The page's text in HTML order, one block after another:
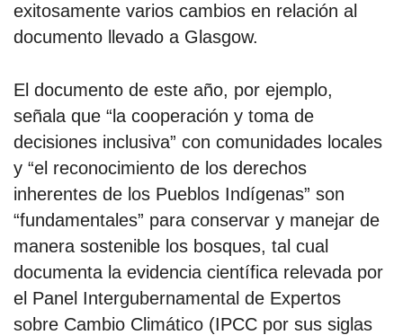
exitosamente varios cambios en relación al
documento llevado a Glasgow.
El documento de este año, por ejemplo,
señala que “la cooperación y toma de
decisiones inclusiva” con comunidades locales
y “el reconocimiento de los derechos
inherentes de los Pueblos Indígenas” son
“fundamentales” para conservar y manejar de
manera sostenible los bosques, tal cual
documenta la evidencia científica relevada por
el Panel Intergubernamental de Expertos
sobre Cambio Climático (IPCC por sus siglas